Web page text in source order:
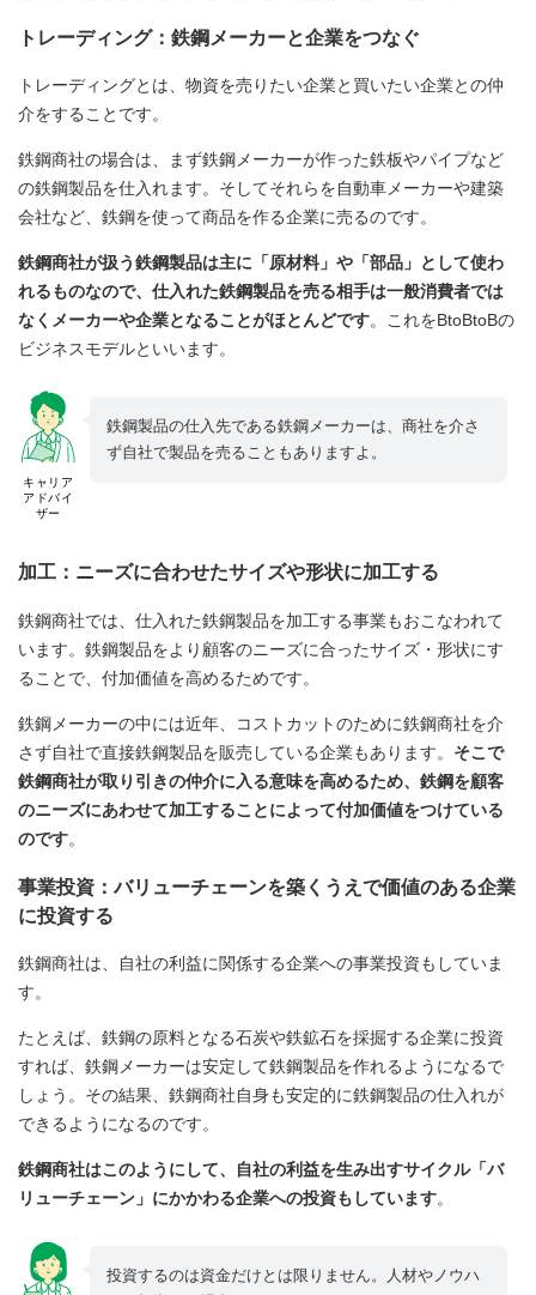
トレーディング：鉄鋼メーカーと企業をつなぐ
トレーディングとは、物資を売りたい企業と買いたい企業との仲
介をすることです。
鉄鋼商社の場合は、まず鉄鋼メーカーが作った鉄板やパイプなど
の鉄鋼製品を仕入れます。そしてそれらを自動車メーカーや建築
会社など、鉄鋼を使って商品を作る企業に売るのです。
鉄鋼商社が扱う鉄鋼製品は主に「原材料」や「部品」として使わ
れるものなので、仕入れた鉄鋼製品を売る相手は一般消費者では
なくメーカーや企業となることがほとんどです。これをBtoBtoBの
ビジネスモデルといいます。
キャリア
アドバイ
ザー
鉄鋼製品の仕入先である鉄鋼メーカーは、商社を介さ
ず自社で製品を売ることもありますよ。
加工：ニーズに合わせたサイズや形状に加工する
鉄鋼商社では、仕入れた鉄鋼製品を加工する事業もおこなわれて
います。鉄鋼製品をより顧客のニーズに合ったサイズ・形状にす
ることで、付加価値を高めるためです。
鉄鋼メーカーの中には近年、コストカットのために鉄鋼商社を介
さず自社で直接鉄鋼製品を販売している企業もあります。 そこで
鉄鋼商社が取り引きの仲介に入る意味を高めるため、鉄鋼を顧客
のニーズにあわせて加工することによって付加価値をつけている
のです。
事業投資：バリューチェーンを築くうえで価値のある企業
に投資する
鉄鋼商社は、自社の利益に関係する企業への事業投資もしていま
す。
たとえば、鉄鋼の原料となる石炭や鉄鉱石を採掘する企業に投資
すれば、鉄鋼メーカーは安定して鉄鋼製品を作れるようになるで
しょう。その結果、鉄鋼商社自身も安定的に鉄鋼製品の仕入れが
できるようになるのです。
鉄鋼商社はこのようにして、自社の利益を生み出すサイクル「バ
リューチェーン」にかかわる企業への投資もしています。
投資するのは資金だけとは限りません。人材やノウハ